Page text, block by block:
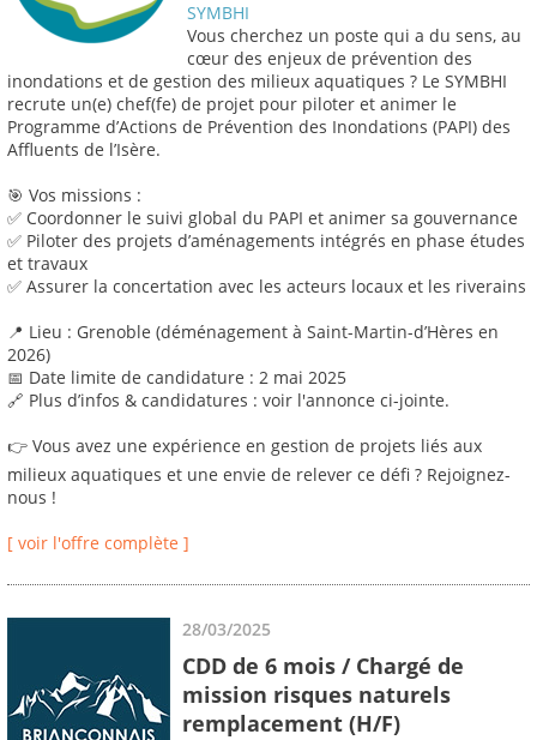
SYMBHI
Vous cherchez un poste qui a du sens, au
cœur des enjeux de prévention des
inondations et de gestion des milieux aquatiques ? Le SYMBHI
recrute un(e) chef(fe) de projet pour piloter et animer le
Programme d’Actions de Prévention des Inondations (PAPI) des
Affluents de l’Isère.
🎯 Vos missions :
✅ Coordonner le suivi global du PAPI et animer sa gouvernance
✅ Piloter des projets d’aménagements intégrés en phase études
et travaux
✅ Assurer la concertation avec les acteurs locaux et les riverains
📍 Lieu : Grenoble (déménagement à Saint-Martin-d’Hères en
2026)
📅 Date limite de candidature : 2 mai 2025
🔗 Plus d’infos & candidatures : voir l'annonce ci-jointe.
👉 Vous avez une expérience en gestion de projets liés aux
milieux aquatiques et une envie de relever ce défi ? Rejoignez-
nous !
[ voir l'offre complète ]
28/03/2025
CDD de 6 mois / Chargé de
mission risques naturels
remplacement (H/F)